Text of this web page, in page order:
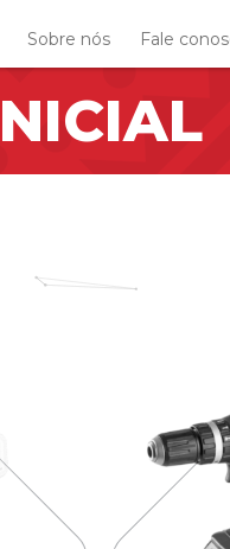
Sobre nós Fale